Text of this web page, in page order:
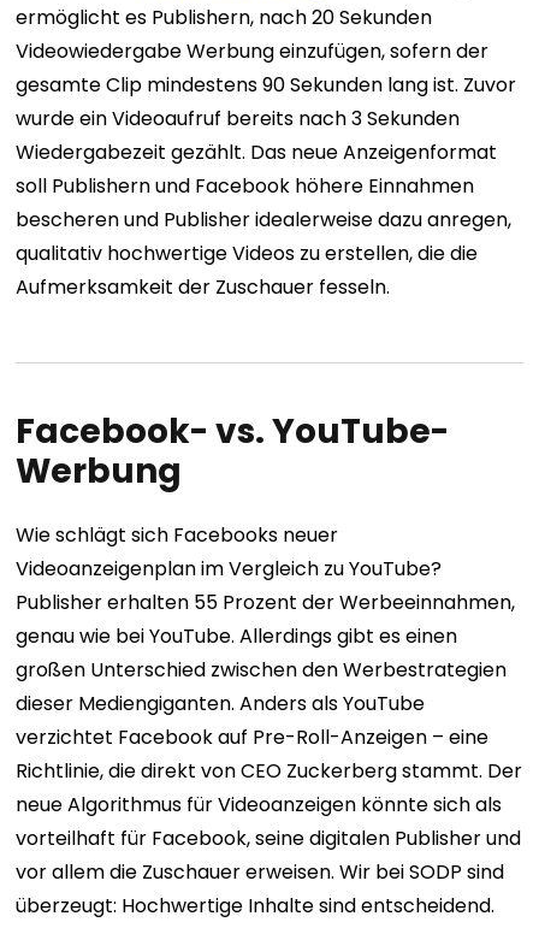
ermöglicht es Publishern, nach 20 Sekunden
Videowiedergabe Werbung einzufügen, sofern der
gesamte Clip mindestens 90 Sekunden lang ist. Zuvor
wurde ein Videoaufruf bereits nach 3 Sekunden
Wiedergabezeit gezählt. Das neue Anzeigenformat
soll Publishern und Facebook höhere Einnahmen
bescheren und Publisher idealerweise dazu anregen,
qualitativ hochwertige Videos zu erstellen, die die
Aufmerksamkeit der Zuschauer fesseln.
Facebook- vs. YouTube-
Werbung
Wie schlägt sich Facebooks neuer
Videoanzeigenplan im Vergleich zu YouTube?
Publisher erhalten 55 Prozent der Werbeeinnahmen,
genau wie bei YouTube. Allerdings gibt es einen
großen Unterschied zwischen den Werbestrategien
dieser Mediengiganten. Anders als YouTube
verzichtet Facebook auf Pre-Roll-Anzeigen – eine
Richtlinie, die direkt von CEO Zuckerberg stammt. Der
neue Algorithmus für Videoanzeigen könnte sich als
vorteilhaft für Facebook, seine digitalen Publisher und
vor allem die Zuschauer erweisen. Wir bei SODP sind
überzeugt: Hochwertige Inhalte sind entscheidend.